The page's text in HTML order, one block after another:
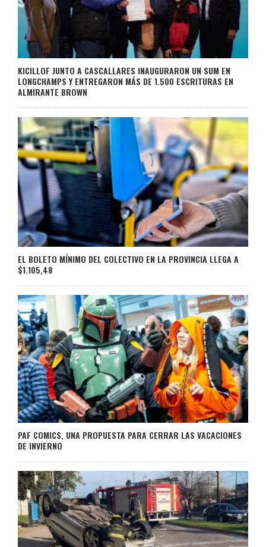
KICILLOF JUNTO A CASCALLARES INAUGURARON UN SUM EN
LONGCHAMPS Y ENTREGARON MÁS DE 1.500 ESCRITURAS EN
ALMIRANTE BROWN
EL BOLETO MÍNIMO DEL COLECTIVO EN LA PROVINCIA LLEGA A
$1.105,48
PAF COMICS, UNA PROPUESTA PARA CERRAR LAS VACACIONES
DE INVIERNO